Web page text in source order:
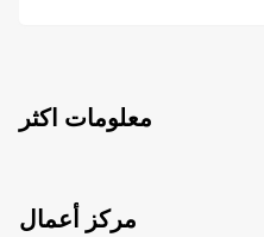
معلومات اكثر
مركز أعمال